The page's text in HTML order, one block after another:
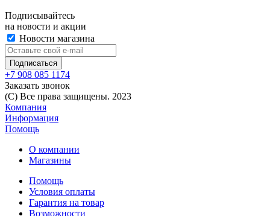
Подписывайтесь
на новости и акции
Новости магазина
+7 908 085 1174
Заказать звонок
(C) Все права защищены. 2023
Компания
Информация
Помощь
О компании
Магазины
Помощь
Условия оплаты
Гарантия на товар
Возможности